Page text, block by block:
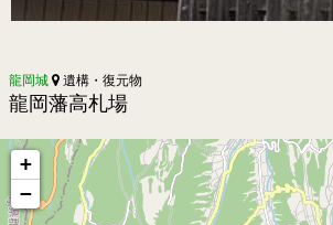
龍岡城 遺構・復元物
龍岡藩高札場
+
−